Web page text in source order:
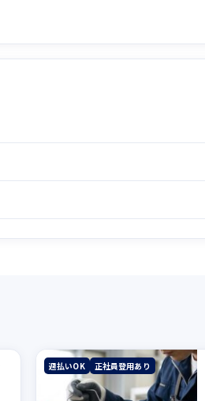
週払いOK 正社員登用あり